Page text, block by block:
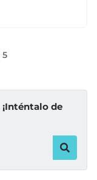
5
¡Inténtalo de